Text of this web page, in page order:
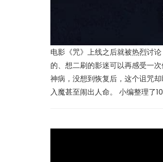
电影《咒》上线之后就被热烈讨
的、想二刷的影迷可以再感受一
神病，没想到恢复后，这个诅咒
入魔甚至闹出人命。 小编整理了